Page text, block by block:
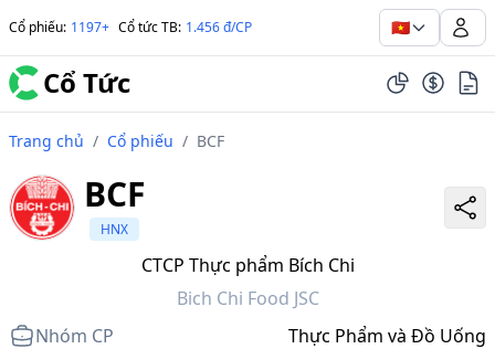
Cổ phiếu: 1197+ Cổ tức TB: 1.456 đ/CP 🇻🇳
Cổ Tức
Trang chủ / Cổ phiếu / BCF
BCF
HNX
CTCP Thực phẩm Bích Chi
Bich Chi Food JSC
Nhóm CP
Thực Phẩm và Đồ Uống